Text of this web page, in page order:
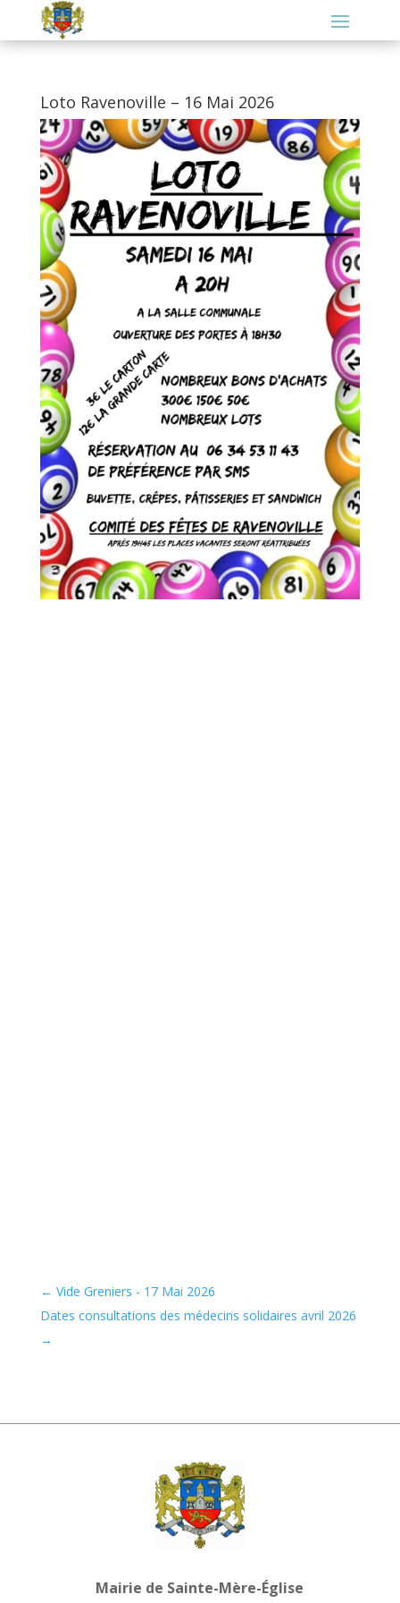
Loto Ravenoville – 16 Mai 2026
← Vide Greniers - 17 Mai 2026
Dates consultations des médecins solidaires avril 2026
→
Mairie de Sainte-Mère-Église